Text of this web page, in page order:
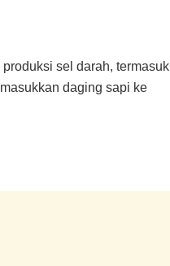
sel darah, termasuk
daging sapi ke